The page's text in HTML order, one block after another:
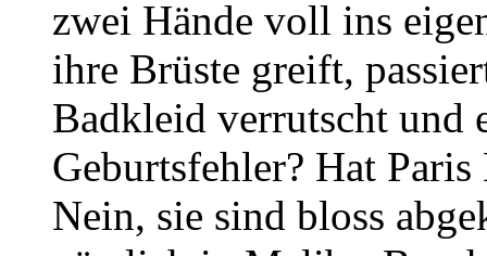
zwei Hände voll ins
ihre Brüste greift,
Badkleid verrutscht und
Geburtsfehler? Hat
Nein, sie sind bloss